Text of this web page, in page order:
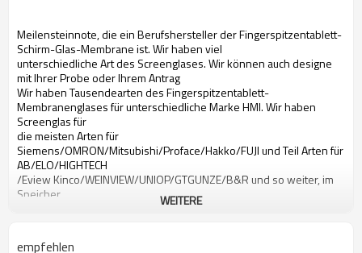
Meilensteinnote, die ein Berufshersteller der Fingerspitzentablett-
Schirm-Glas-Membrane ist. Wir haben viel
unterschiedliche Art des Screenglases. Wir können auch designe
mit Ihrer Probe oder Ihrem Antrag
Wir haben Tausendearten des Fingerspitzentablett-
Membranenglases für unterschiedliche Marke HMI. Wir haben
Screenglas für
die meisten Arten für
Siemens/OMRON/Mitsubishi/Proface/Hakko/FUJI und Teil Arten für
AB/ELO/HIGHTECH
/Eview Kinco/WEINVIEW/UNIOP/GTGUNZE/B&R und so weiter, im
Speicher
WEITERE
empfehlen